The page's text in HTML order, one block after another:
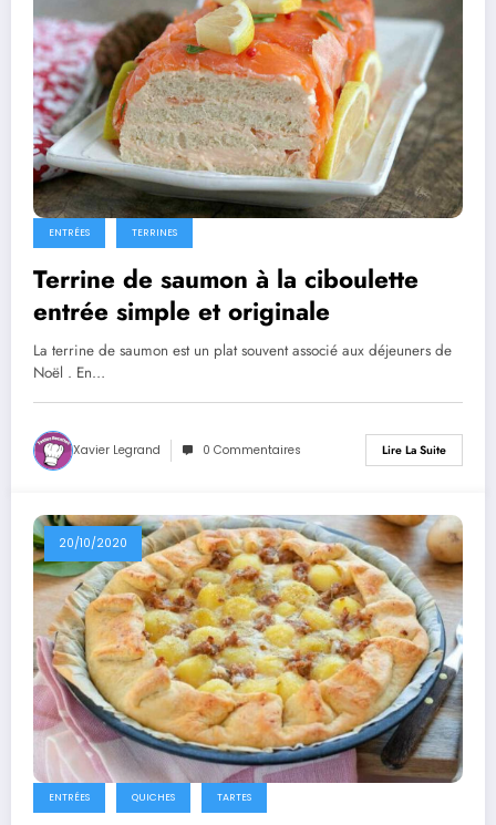
ENTRÉES TERRINES
Terrine de saumon à la ciboulette
entrée simple et originale
La terrine de saumon est un plat souvent associé aux déjeuners de
Noël . En…
Xavier Legrand 0 Commentaires Lire La Suite
20/10/2020
ENTRÉES QUICHES TARTES